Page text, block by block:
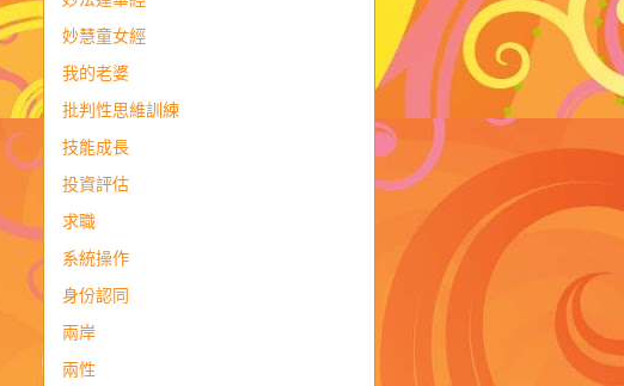
妙慧童女經
我的老婆
批判性思維訓練
技能成長
投資評估
求職
系統操作
身份認同
兩岸
兩性